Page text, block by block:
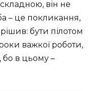
складною, він не
– це покликання,
бути пілотом
важкої роботи,
бо в цьому –